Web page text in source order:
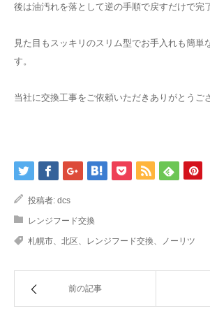
後は油汚れを落として逆の手順で戻すだけで完
見た目もスッキリのスリム型でお手入れも簡単
す。
当社に交換工事をご依頼いただきありがとうご
投稿者: dcs
レンジフード交換
札幌市、北区、レンジフード交換、ノーリツ
前の記事